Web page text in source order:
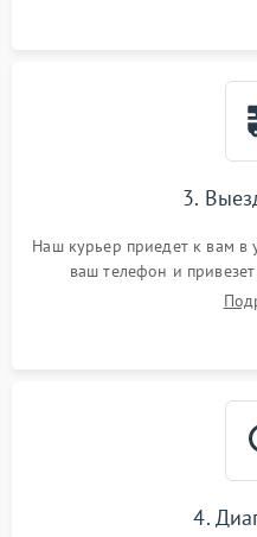
3.
Наш курьер приедет к вам в
ваш телефон и
4.